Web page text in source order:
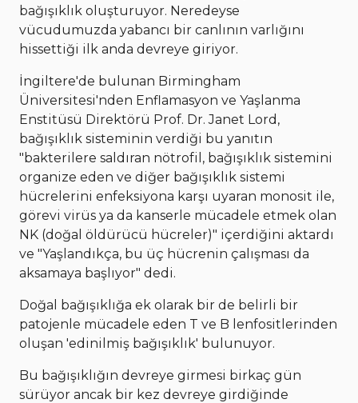
bağışıklık oluşturuyor. Neredeyse
vücudumuzda yabancı bir canlının varlığını
hissettiği ilk anda devreye giriyor.
İngiltere'de bulunan Birmingham
Üniversitesi'nden Enflamasyon ve Yaşlanma
Enstitüsü Direktörü Prof. Dr. Janet Lord,
bağışıklık sisteminin verdiği bu yanıtın
"bakterilere saldıran nötrofil, bağışıklık sistemini
organize eden ve diğer bağışıklık sistemi
hücrelerini enfeksiyona karşı uyaran monosit ile,
görevi virüs ya da kanserle mücadele etmek olan
NK (doğal öldürücü hücreler)" içerdiğini aktardı
ve "Yaşlandıkça, bu üç hücrenin çalışması da
aksamaya başlıyor" dedi.
Doğal bağışıklığa ek olarak bir de belirli bir
patojenle mücadele eden T ve B lenfositlerinden
oluşan 'edinilmiş bağışıklık' bulunuyor.
Bu bağışıklığın devreye girmesi birkaç gün
sürüyor ancak bir kez devreye girdiğinde